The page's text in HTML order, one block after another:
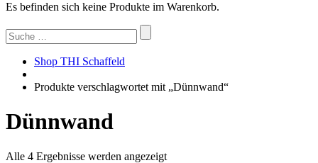
Es befinden sich keine Produkte im Warenkorb.
Suchen
nach:
Shop THI Schaffeld
Produkte verschlagwortet mit „Dünnwand“
Dünnwand
Alle 4 Ergebnisse werden angezeigtNach